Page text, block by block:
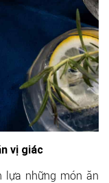
vị giác
lựa những món ăn